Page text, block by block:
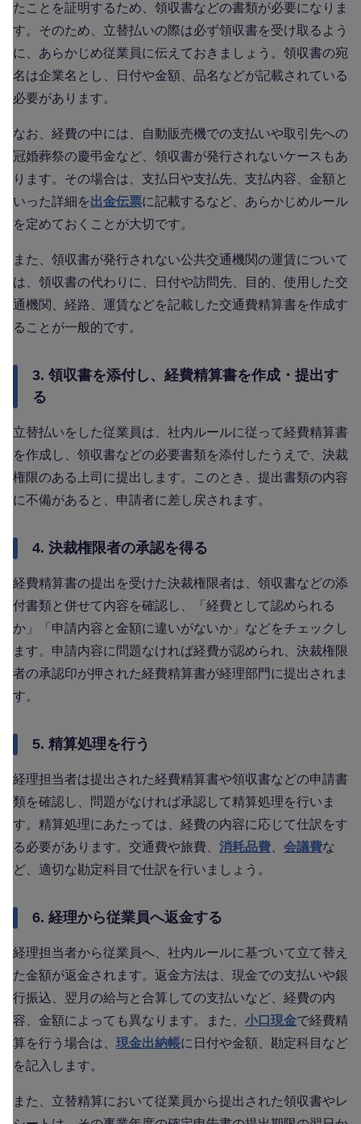
たことを証明するため、領収書などの書類が必要になりま
す。そのため、立替払いの際は必ず領収書を受け取るよう
に、あらかじめ従業員に伝えておきましょう。領収書の宛
名は企業名とし、日付や金額、品名などが記載されている
必要があります。
なお、経費の中には、自動販売機での支払いや取引先への
冠婚葬祭の慶弔金など、領収書が発行されないケースもあ
ります。その場合は、支払日や支払先、支払内容、金額と
いった詳細を出金伝票に記載するなど、あらかじめルール
を定めておくことが大切です。
また、領収書が発行されない公共交通機関の運賃について
は、領収書の代わりに、日付や訪問先、目的、使用した交
通機関、経路、運賃などを記載した交通費精算書を作成す
ることが一般的です。
3. 領収書を添付し、経費精算書を作成・提出す
る
立替払いをした従業員は、社内ルールに従って経費精算書
を作成し、領収書などの必要書類を添付したうえで、決裁
権限のある上司に提出します。このとき、提出書類の内容
に不備があると、申請者に差し戻されます。
4. 決裁権限者の承認を得る
経費精算書の提出を受けた決裁権限者は、領収書などの添
付書類と併せて内容を確認し、「経費として認められる
か」「申請内容と金額に違いがないか」などをチェックし
ます。申請内容に問題なければ経費が認められ、決裁権限
者の承認印が押された経費精算書が経理部門に提出されま
す。
5. 精算処理を行う
経理担当者は提出された経費精算書や領収書などの申請書
類を確認し、問題がなければ承認して精算処理を行いま
す。精算処理にあたっては、経費の内容に応じて仕訳をす
る必要があります。交通費や旅費、 消耗品費 会議費な
ど、適切な勘定科目で仕訳を行いましょう。
6. 経理から従業員へ返金する
経理担当者から従業員へ、社内ルールに基づいて立て替え
た金額が返金されます。返金方法は、現金での支払いや銀
行振込、翌月の給与と合算しての支払いなど、経費の内
容、金額によっても異なります。また、 小口現金で経費精
算を行う場合は、 現金出納帳に日付や金額、勘定科目など
を記入します。
また、立替精算において従業員から提出された領収書やレ